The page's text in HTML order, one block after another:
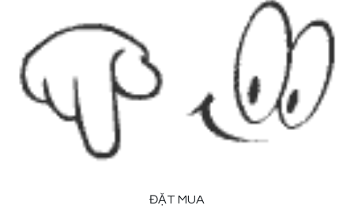
ĐẶT MUA